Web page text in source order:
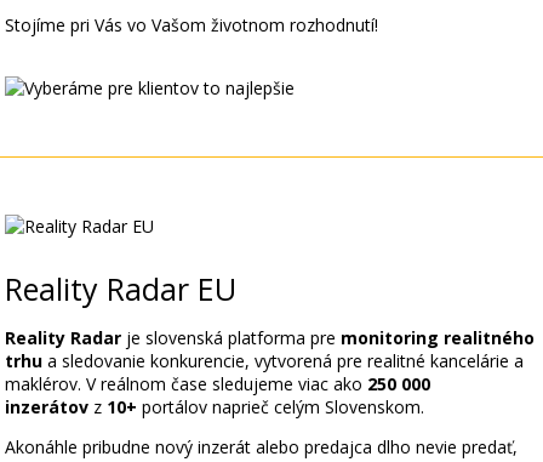
Stojíme pri Vás vo Vašom životnom rozhodnutí!
Reality Radar EU
Reality Radar je slovenská platforma pre monitoring realitného
trhu a sledovanie konkurencie, vytvorená pre realitné kancelárie a
maklérov. V reálnom čase sledujeme viac ako 250 000
inzerátov z 10+ portálov naprieč celým Slovenskom.
Akonáhle pribudne nový inzerát alebo predajca dlho nevie predať,